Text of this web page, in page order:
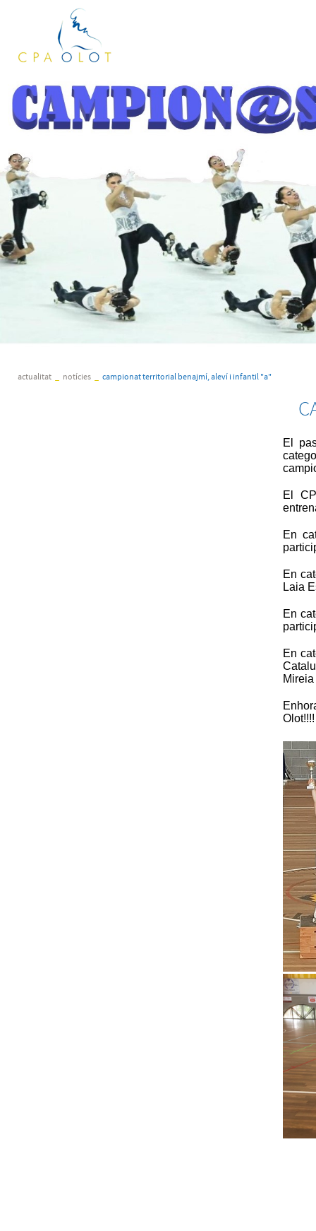
actualitat notícies campionat territorial benajmí, aleví i infantil "a"
El
El
En
En
Laia
En
En
Olot!!!!